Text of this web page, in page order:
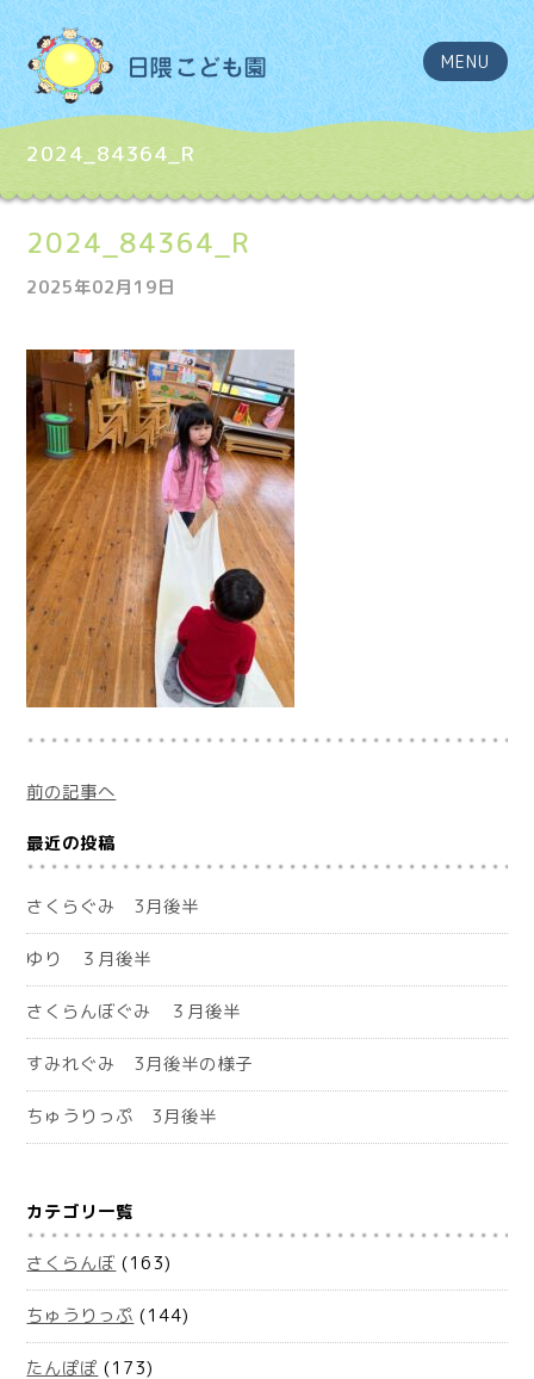
MENU
2024_84364_R
2024_84364_R
2025年02月19日
前の記事へ
最近の投稿
さくらぐみ 3月後半
ゆり ３月後半
さくらんぼぐみ ３月後半
すみれぐみ 3月後半の様子
ちゅうりっぷ 3月後半
カテゴリ一覧
さくらんぼ (163)
ちゅうりっぷ (144)
たんぽぽ (173)